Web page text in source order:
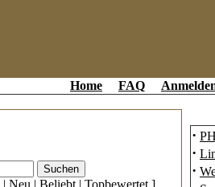
Home FAQ
| Neu | Beliebt| Topbewertet]
·
·
·